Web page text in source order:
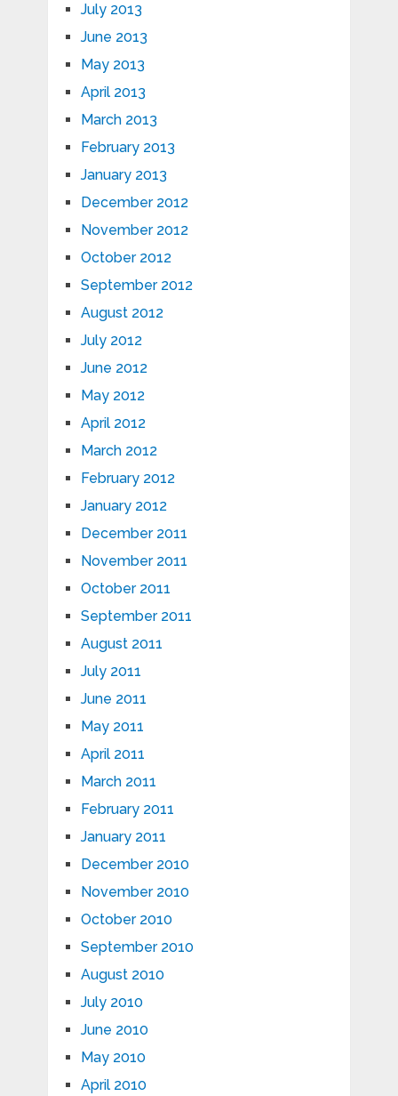
July 2013
June 2013
May 2013
April 2013
March 2013
February 2013
January 2013
December 2012
November 2012
October 2012
September 2012
August 2012
July 2012
June 2012
May 2012
April 2012
March 2012
February 2012
January 2012
December 2011
November 2011
October 2011
September 2011
August 2011
July 2011
June 2011
May 2011
April 2011
March 2011
February 2011
January 2011
December 2010
November 2010
October 2010
September 2010
August 2010
July 2010
June 2010
May 2010
April 2010